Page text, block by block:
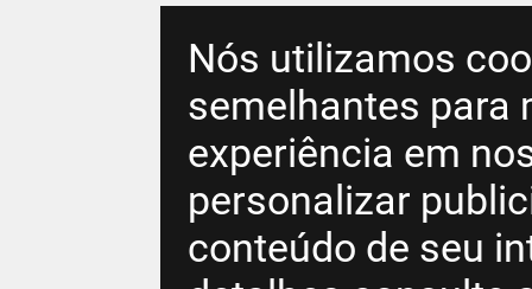
Nós utilizamos
semelhantes para
experiência em
personalizar
conteúdo de seu